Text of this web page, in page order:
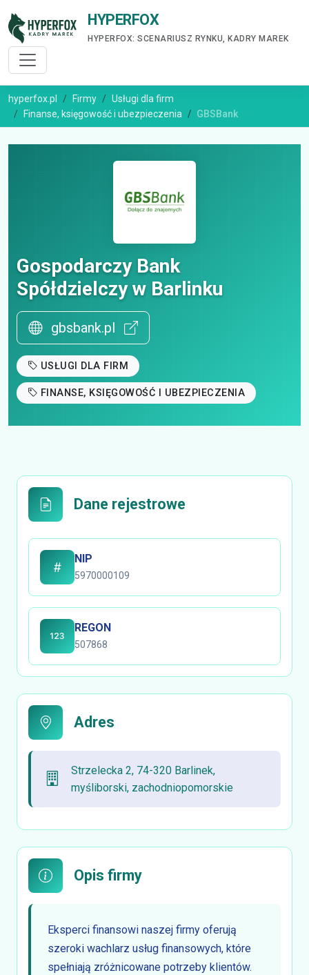
HYPERFOX
HYPERFOX: SCENARIUSZ RYNKU, KADRY MAREK
hyperfox.pl Firmy
Usługi dla firm
Finanse, księgowość i ubezpieczenia
GBSBank
Gospodarczy Bank
Spółdzielczy w Barlinku
gbsbank.pl
USŁUGI DLA FIRM
FINANSE, KSIĘGOWOŚĆ I UBEZPIECZENIA
Dane rejestrowe
NIP
5970000109
REGON
507868
Adres
Strzelecka 2, 74-320 Barlinek,
myśliborski, zachodniopomorskie
Opis firmy
Eksperci finansowi naszej firmy oferują
szeroki wachlarz usług finansowych, które
spełniają zróżnicowane potrzeby klientów.